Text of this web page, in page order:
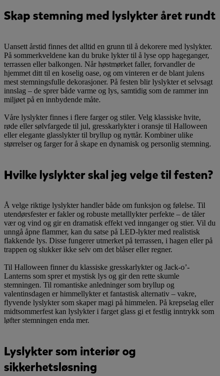
Skap stemning med lyslykter året rundt
Uansett årstid finnes det alltid en grunn til å dekorere med lyslykter.
På sommerkveldene kan du bruke lykter til å lyse opp hageganger,
terrassen eller balkongen. Når høstmørket faller, forvandler de
hjemmet ditt til en koselig oase, og om vinteren er de blant julens
mest stemningsfulle dekorasjoner. På festen blir lyslykter et selvsagt
innslag – de sprer både varme og lys, samtidig som de rammer inn
miljøet på en innbydende måte.
Våre lyslykter finnes i flere farger og stiler. Velg klassiske hvite,
røde eller sølvfargede til jul, gresskarlykter i oransje til Halloween
eller elegante glasslykter til bryllup og nyttår. Kombiner ulike
størrelser og farger for å skape en dynamisk og personlig stemning.
Hvilke lyslykter skal jeg velge til festen?
Å velge riktige lyslykter handler både om funksjon og følelse. Til
utendørsfester er fakler og robuste metalllykter perfekte – de tåler
vær og vind og gir en dramatisk effekt ved innganger og stier. Vil du
unngå åpne flammer, kan du satse på LED-lykter med realistisk
flakkende lys. Disse fungerer utmerket på terrassen, i hagen eller på
trappen og slukker ikke selv om det blåser eller regner.
Til Halloween finner du klassiske gresskarlykter og Jack-o’-
Lanterns som sprer et mystisk lys og gir den rette skumle
stemningen. Til romantiske anledninger som bryllup og
valentinsdagen er himmellykter et fantastisk alternativ – vakre,
flyvende lyslykter som skaper magi på himmelen. På krepselag eller
midtsommerfest kan lyslykter i farget glass gi et festlig inntrykk som
løfter stemningen enda mer.
Lyslykter som interiør og
sikkerhetsløsning